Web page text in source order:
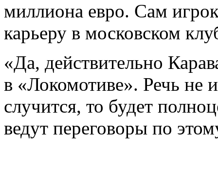
миллиона евро. Сам
карьеру в московском
«Да, действительно
в «Локомотиве». Речь не
случится, то будет
ведут переговоры по